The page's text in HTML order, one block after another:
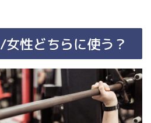
/女性どちらに使う？